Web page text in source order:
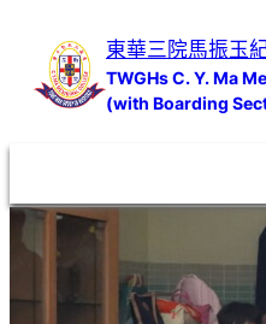
內
東華三院馬振玉
TWGHs C. Y. Ma
(with Boarding